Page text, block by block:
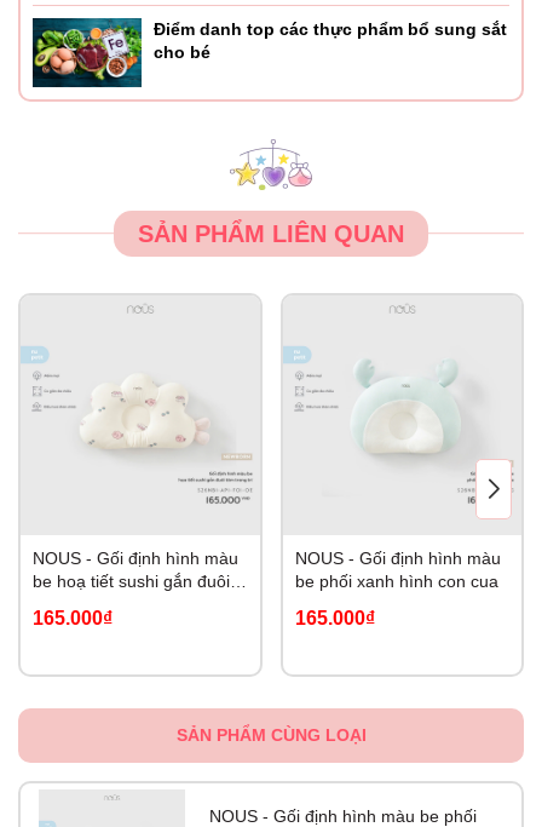
Điểm danh top các thực phẩm bổ sung sắt
cho bé
SẢN PHẨM LIÊN QUAN
NOUS - Gối định hình màu
be hoạ tiết sushi gắn đuôi
165.000₫
NOUS - Gối định hình màu
be phối xanh hình con cua
165.000₫
SẢN PHẨM CÙNG LOẠI
NOUS - Gối định hình màu be phối